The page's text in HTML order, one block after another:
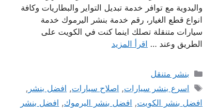
واليدوية مع توافر خدمة تبديل التواير والبطاريات وكافة
انواع قطع الغيار، رقم خدمة بنشر اليرموك خدمة
سيارات متنقلة تصلك اينما كنت في الكويت على
الطريق وعند … اقرأ المزيد
التصنيفات
بنشر متنقل
الوسوم
اسرع بنشر سيارات, اصلاح سيارات, افضل بنشر ,
افضل بنشر الكويت, افضل بنشر اليرموك, افضل بنشر